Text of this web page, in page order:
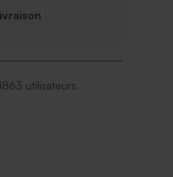
utilisateurs.